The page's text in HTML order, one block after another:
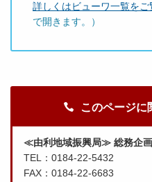
詳しくはビューワ一覧をご
で開きます。）
このページに
≪由利地域振興局≫ 総務企
TEL：0184-22-5432
FAX：0184-22-6683